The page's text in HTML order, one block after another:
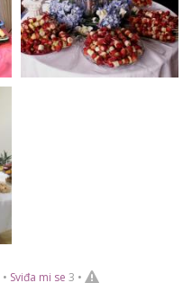
• Sviđa mi se 3 •